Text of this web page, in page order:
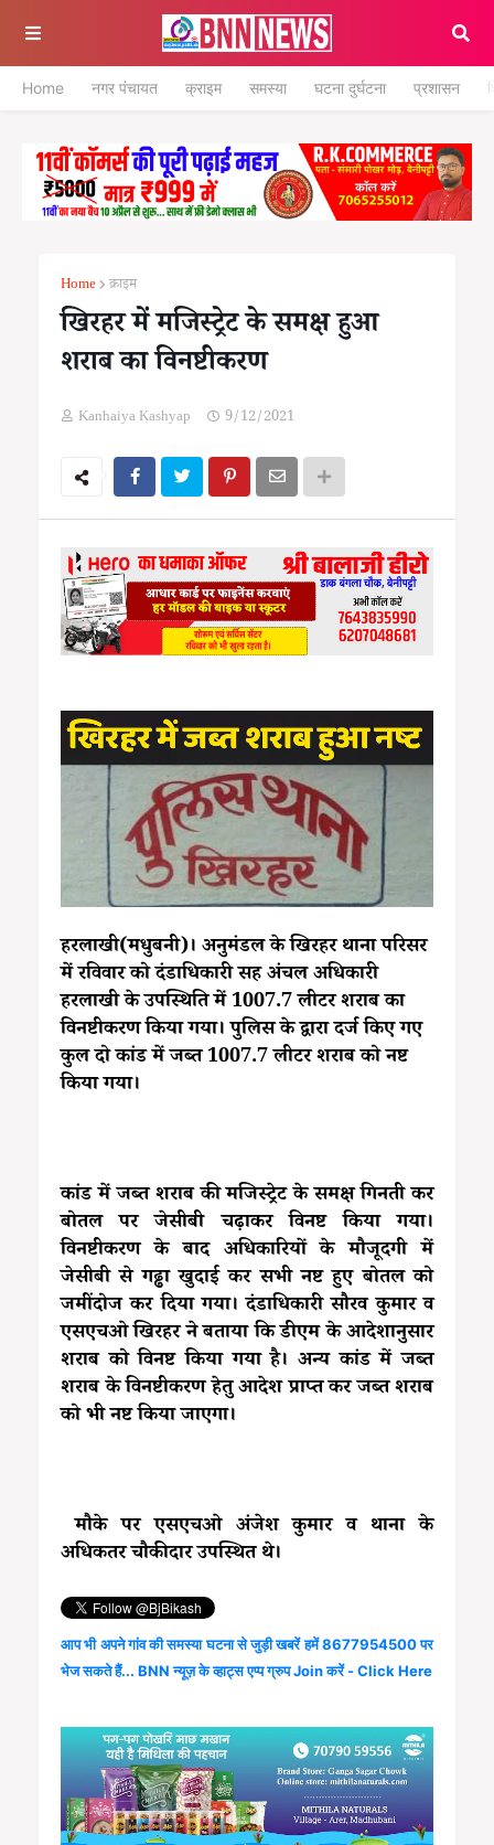
Home नगर पंचायत क्राइम समस्या घटना दुर्घटना प्रशासन
Home क्राइम
खिरहर में मजिस्ट्रेट के समक्ष हुआ
शराब का विनष्टीकरण
Kanhaiya Kashyap 9/12/2021
हरलाखी(मधुबनी)। अनुमंडल के खिरहर थाना परिसर
में रविवार को दंडाधिकारी सह अंचल अधिकारी
हरलाखी के उपस्थिति में 1007.7 लीटर शराब का
विनष्टीकरण किया गया। पुलिस के द्वारा दर्ज किए गए
कुल दो कांड में जब्त 1007.7 लीटर शराब को नष्ट
किया गया।
कांड में जब्त शराब की मजिस्ट्रेट के समक्ष गिनती कर
बोतल पर जेसीबी चढ़ाकर विनष्ट किया गया।
विनष्टीकरण के बाद अधिकारियों के मौजूदगी में
जेसीबी से गढ्ढा खुदाई कर सभी नष्ट हुए बोतल को
जमींदोज कर दिया गया। दंडाधिकारी सौरव कुमार व
एसएचओ खिरहर ने बताया कि डीएम के आदेशानुसार
शराब को विनष्ट किया गया है। अन्य कांड में जब्त
शराब के विनष्टीकरण हेतु आदेश प्राप्त कर जब्त शराब
को भी नष्ट किया जाएगा।
मौके पर एसएचओ अंजेश कुमार व थाना के
अधिकतर चौकीदार उपस्थित थे।
आप भी अपने गांव की समस्या घटना से जुड़ी खबरें हमें 8677954500 पर
भेज सकते हैं... BNN न्यूज़ के व्हाट्स एप्प ग्रुप Join करें - Click Here